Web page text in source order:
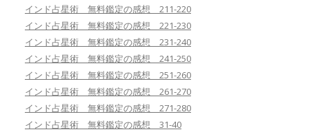
インド占星術 無料鑑定の感想 211-220
インド占星術 無料鑑定の感想 221-230
インド占星術 無料鑑定の感想 231-240
インド占星術 無料鑑定の感想 241-250
インド占星術 無料鑑定の感想 251-260
インド占星術 無料鑑定の感想 261-270
インド占星術 無料鑑定の感想 271-280
インド占星術 無料鑑定の感想 31-40